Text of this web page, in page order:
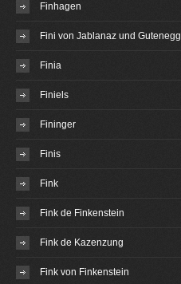
Finhagen
Fini von Jablanaz und Gutenegg
Finia
Finiels
Fininger
Finis
Fink
Fink de Finkenstein
Fink de Kazenzung
Fink von Finkenstein